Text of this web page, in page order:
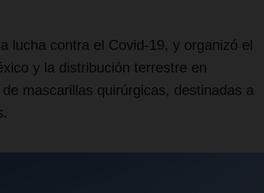
lucha contra el Covid-19, y organizó el
y la distribución terrestre en
mascarillas quirúrgicas, destinadas a